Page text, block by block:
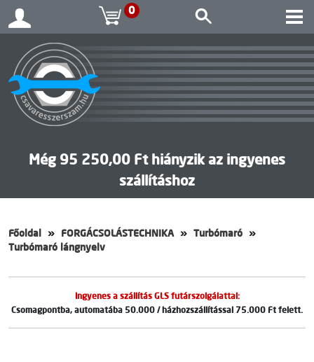
0
Még 95 250,00 Ft hiányzik az ingyenes
szállításhoz
Főoldal FORGÁCSOLÁSTECHNIKA
Turbómaró
Turbómaró lángnyelv
Ingyenes a szállítás GLS futárszolgálattal:
Csomagpontba, automatába 50.000 / házhozszállítással 75.000 Ft felett.